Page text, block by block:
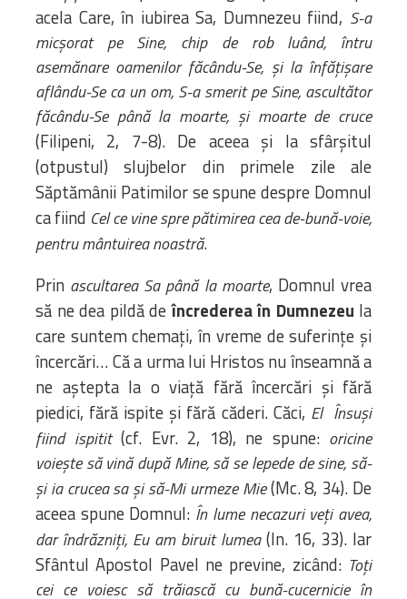
acela Care, în iubirea Sa, Dumnezeu fiind, S-a
micșorat pe Sine, chip de rob luând, întru
asemănare oamenilor făcându-Se, și la înfățișare
aflându-Se ca un om, S-a smerit pe Sine, ascultător
făcându-Se până la moarte, și moarte de cruce
(Filipeni, 2, 7-8). De aceea și la sfârșitul
(otpustul) slujbelor din primele zile ale
Săptămânii Patimilor se spune despre Domnul
ca fiind Cel ce vine spre pătimirea cea de-bună-voie,
pentru mântuirea noastră.
Prin ascultarea Sa până la moarte, Domnul vrea
să ne dea pildă deîncrederea în Dumnezeu la
care suntem chemați, în vreme de suferințe și
încercări… Că a urma lui Hristos nu înseamnă a
ne aștepta la o viață fără încercări și fără
piedici, fără ispite și fără căderi. Căci, El Însuși
fiind ispitit(cf. Evr. 2, 18), ne spune: oricine
voiește să vină după Mine, să se lepede de sine, să-
și ia crucea sa și să-Mi urmeze Mie(Mc. 8, 34). De
aceea spune Domnul: În lume necazuri veți avea,
dar îndrăzniți, Eu am biruit lumea(In. 16, 33). Iar
Sfântul Apostol Pavel ne previne, zicând: Toți
cei ce voiesc să trăiască cu bună-cucernicie în